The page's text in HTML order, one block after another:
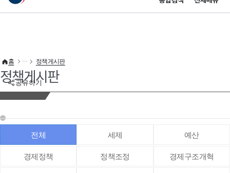
이 누리집은 대한민국 공식 전자정부 누리집입니다.
공유하기
홈 정책게시판
정책게시판
전체 세제 예산
경제정책 정책조정 경제구조개혁